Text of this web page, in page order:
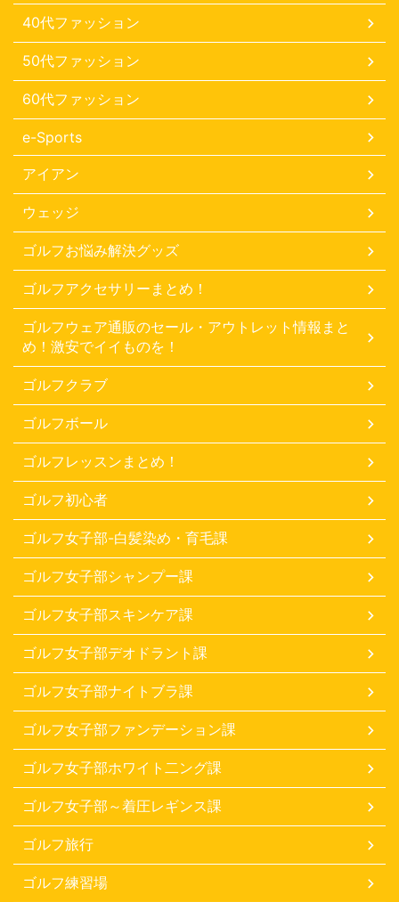
40代ファッション
50代ファッション
60代ファッション
e-Sports
アイアン
ウェッジ
ゴルフお悩み解決グッズ
ゴルフアクセサリーまとめ！
ゴルフウェア通販のセール・アウトレット情報まと
め！激安でイイものを！
ゴルフクラブ
ゴルフボール
ゴルフレッスンまとめ！
ゴルフ初心者
ゴルフ女子部-白髪染め・育毛課
ゴルフ女子部シャンプー課
ゴルフ女子部スキンケア課
ゴルフ女子部デオドラント課
ゴルフ女子部ナイトブラ課
ゴルフ女子部ファンデーション課
ゴルフ女子部ホワイト二ング課
ゴルフ女子部～着圧レギンス課
ゴルフ旅行
ゴルフ練習場